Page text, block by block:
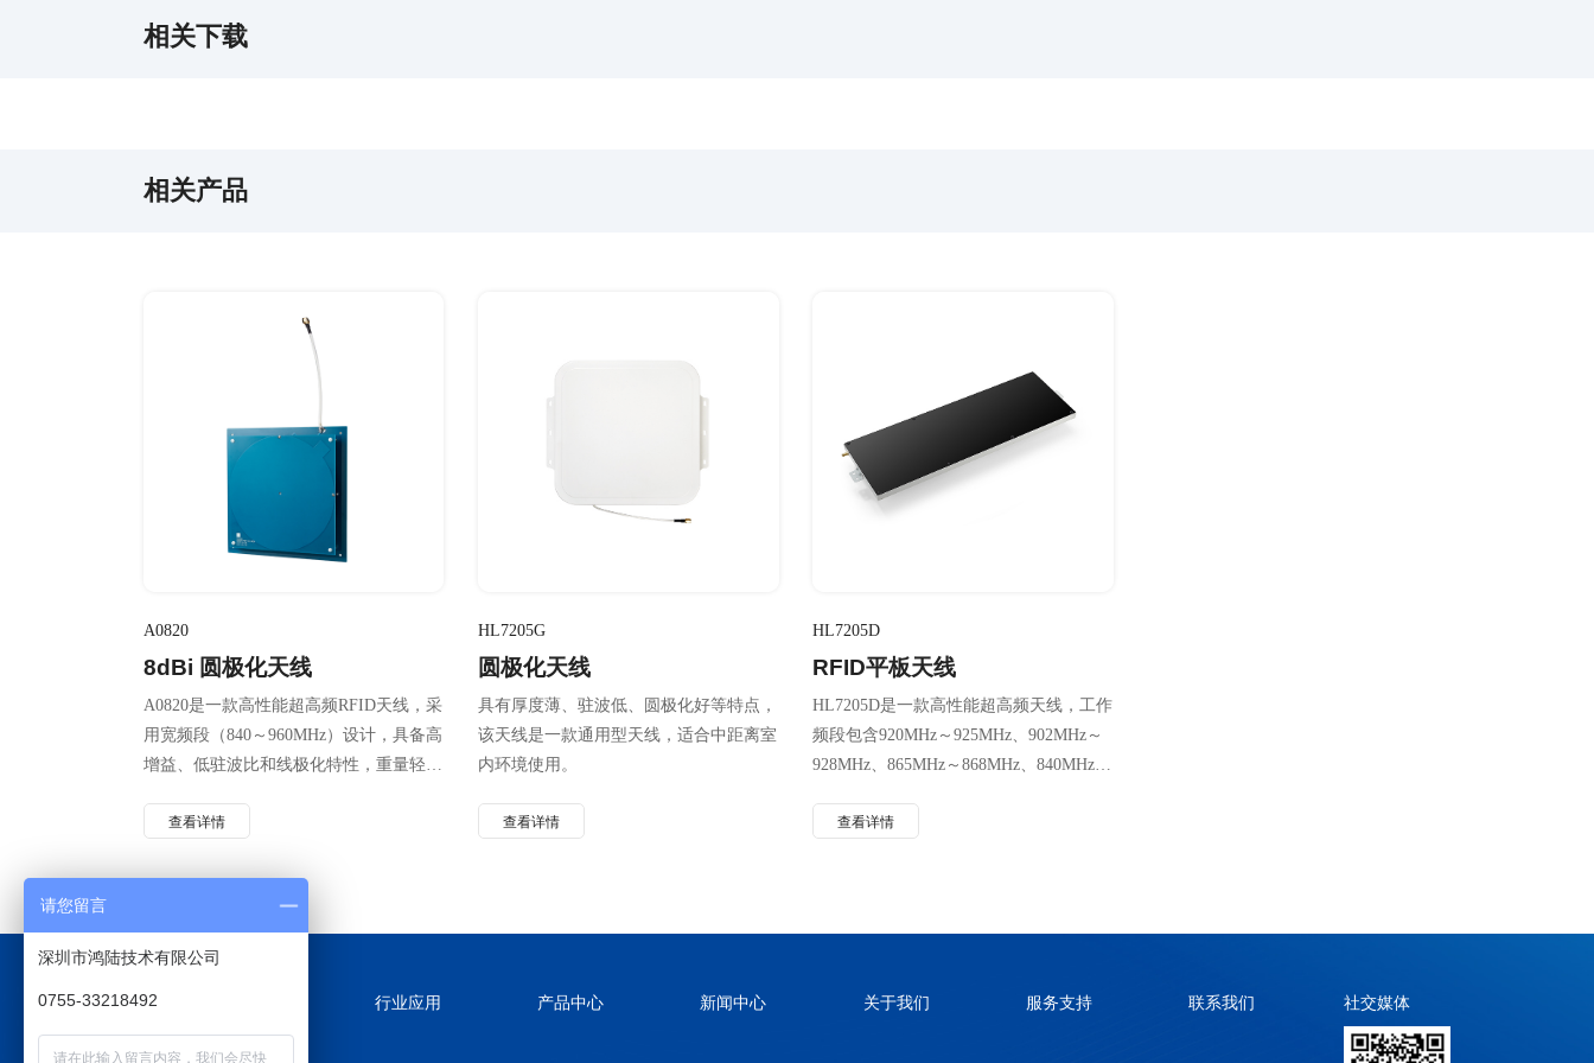
相关下载
相关产品
A0820
8dBi 圆极化天线
A0820是一款高性能超高频RFID天线，采
用宽频段（840～960MHz）设计，具备高
增益、低驻波比和线极化特性，重量轻、
查看详情
HL7205G
圆极化天线
具有厚度薄、驻波低、圆极化好等特点，
该天线是一款通用型天线，适合中距离室
内环境使用。
查看详情
HL7205D
RFID平板天线
HL7205D是一款高性能超高频天线，工作
频段包含920MHz～925MHz、902MHz～
928MHz、865MHz～868MHz、840MHz～
合中距离室内环境使用 ，具有厚度薄、
查看详情
行业应用 产品中心 新闻中心 关于我们 服务支持 联系我们 社交媒体
请您留言
深圳市鸿陆技术有限公司
0755-33218492